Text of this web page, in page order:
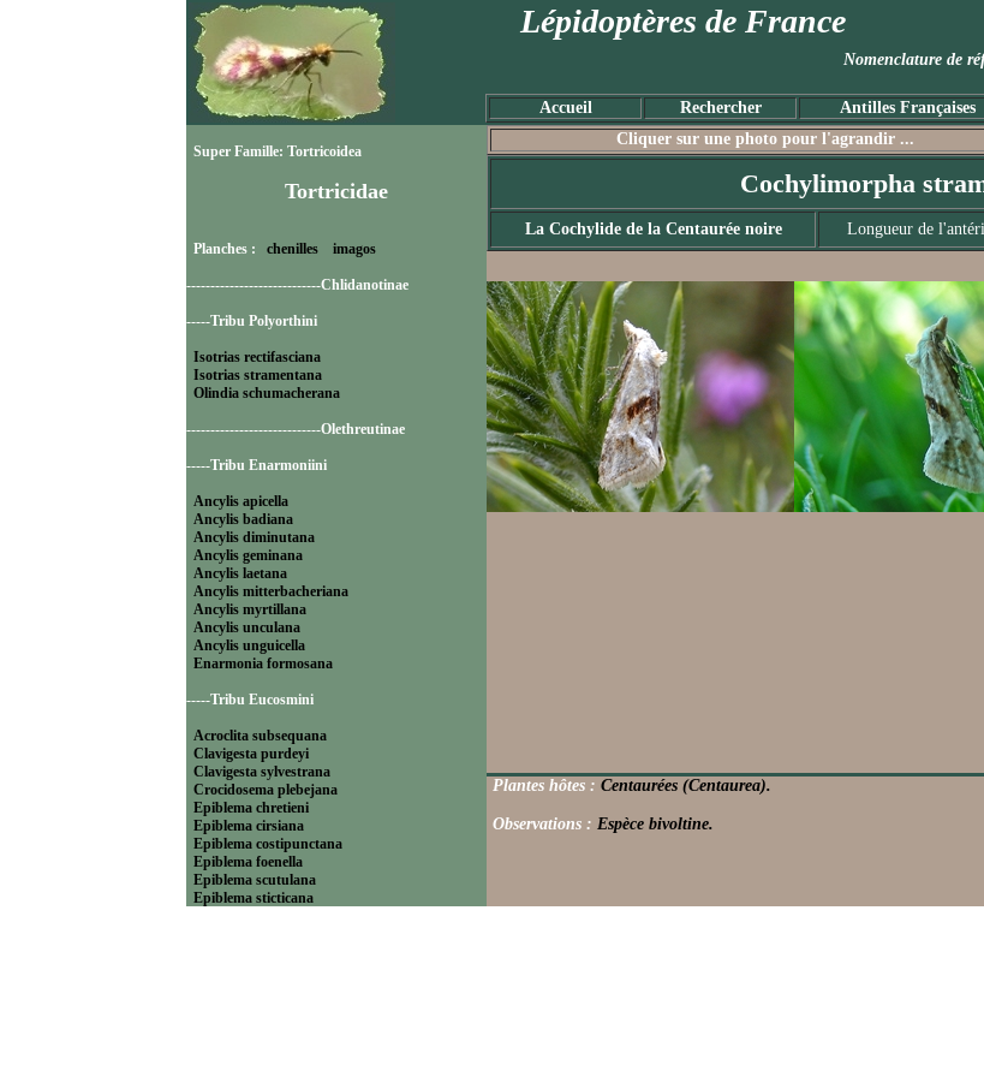
Lépidoptères de France
Nomenclature
Accueil Rechercher Antilles Françaises
Super Famille: Tortricoidea
Tortricidae
Planches : chenilles imagos
----------------------------Chlidanotinae
-----Tribu Polyorthini
Isotrias rectifasciana
Isotrias stramentana
Olindia schumacherana
----------------------------Olethreutinae
-----Tribu Enarmoniini
Ancylis apicella
Ancylis badiana
Ancylis diminutana
Ancylis geminana
Ancylis laetana
Ancylis mitterbacheriana
Ancylis myrtillana
Ancylis unculana
Ancylis unguicella
Enarmonia formosana
-----Tribu Eucosmini
Acroclita subsequana
Clavigesta purdeyi
Clavigesta sylvestrana
Crocidosema plebejana
Epiblema chretieni
Epiblema cirsiana
Epiblema costipunctana
Epiblema foenella
Epiblema scutulana
Epiblema sticticana
Cliquer sur une photo pour l'agrandir ...
Cochylimorpha
La Cochylide de la Centaurée noire Longueur de
Plantes hôtes : Centaurées (Centaurea).
Observations : Espèce bivoltine.